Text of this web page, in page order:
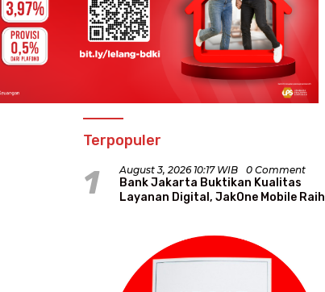
Terpopuler
1 August 3, 2026 10:17 WIB 0 Comment
Bank Jakarta Buktikan Kualitas
Layanan Digital, JakOne Mobile Raih